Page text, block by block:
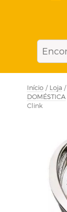
Início / Loja /
DOMÉSTICA
Clink